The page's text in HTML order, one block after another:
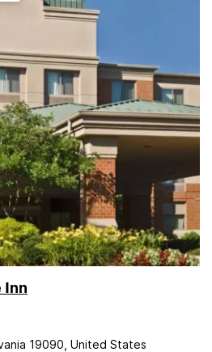
Inn
19090, United States